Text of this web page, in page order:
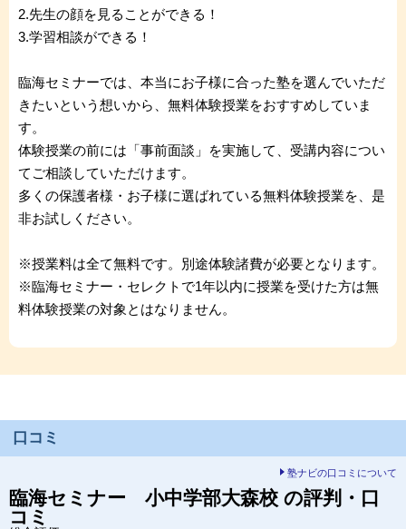
2.先生の顔を見ることができる！
3.学習相談ができる！
臨海セミナーでは、本当にお子様に合った塾を選んでいただ
きたいという想いから、無料体験授業をおすすめしていま
す。
体験授業の前には「事前面談」を実施して、受講内容につい
てご相談していただけます。
多くの保護者様・お子様に選ばれている無料体験授業を、是
非お試しください。
※授業料は全て無料です。別途体験諸費が必要となります。
※臨海セミナー・セレクトで1年以内に授業を受けた方は無
料体験授業の対象とはなりません。
口コミ
塾ナビの口コミについて
臨海セミナー 小中学部大森校 の評判・口
コミ